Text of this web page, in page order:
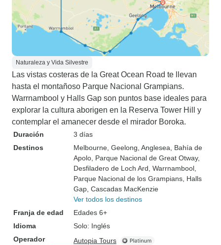
Naturaleza y Vida Silvestre
Las vistas costeras de la Great Ocean Road te llevan
hasta el montañoso Parque Nacional Grampians.
Warrnambool y Halls Gap son puntos base ideales para
explorar la cultura aborigen en la Reserva Tower Hill y
contemplar el amanecer desde el mirador Boroka.
Duración
3 días
Destinos
Melbourne , Geelong , Anglesea , Bahía de
Apolo , Parque Nacional de Great Otway,
Desfiladero de Loch Ard , Warrnambool
Parque Nacional de los Grampians , Halls
Gap , Cascadas MacKenzie
Ver todos los destinos
Franja de edad
Edades 6+
Idioma
Solo: Inglés
Operador
Autopia Tours